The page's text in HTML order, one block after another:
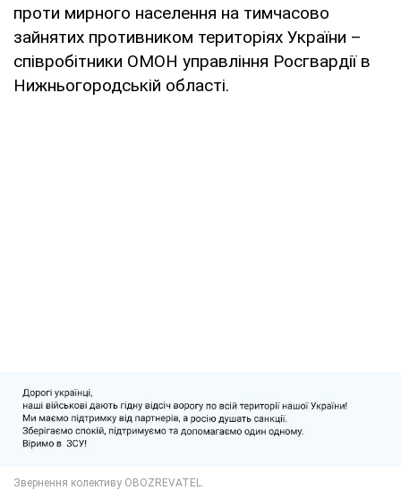
проти мирного населення на тимчасово
зайнятих противником територіях України –
співробітники ОМОН управління Росгвардії в
Нижньогородській області.